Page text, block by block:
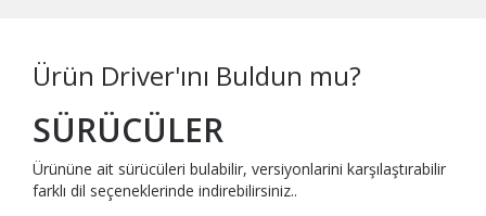
Ürün Driver'ını Buldun mu?
SÜRÜCÜLER
Ürününe ait sürücüleri bulabilir, versiyonlarini karşılaştırabilir
farklı dil seçeneklerinde indirebilirsiniz..